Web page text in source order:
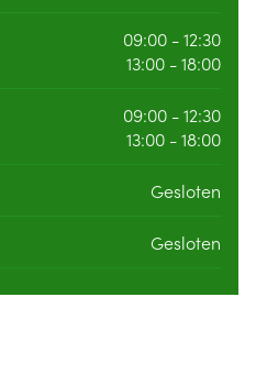
09:00 - 12:30
13:00 - 18:00
09:00 - 12:30
13:00 - 18:00
Gesloten
Gesloten